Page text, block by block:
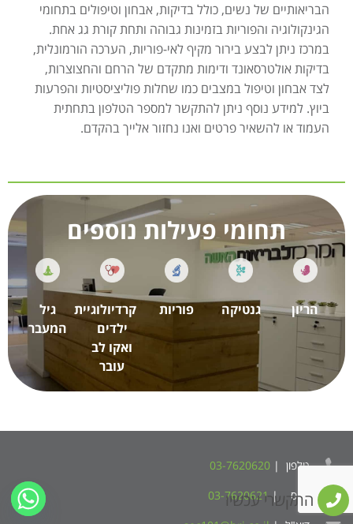
התקשרי עכשיו
הבריאותיים של נשים, כולל בדיקות, אבחון וטיפולים בתחומי
הגינקולוגיה והפוריות בזמינות גבוהה ותחת קורת גג אחת.
במרכז ניתן לבצע בירור מקיף לאי-פוריות, הערכה הורמונלית,
בדיקות אולטרסאונד ודימות מתקדם של הרחם והחצוצרות,
לצד אבחון וטיפול במצבים כמו שחלות פוליציסטיות והפרעות
ביוץ. למידע נוסף ניתן להתקשר למספר הטלפון בתחתית
העמוד או להשאיר פרטים ואנו נחזור אלייך בהקדם.
תחומי פעילות נוספים
הריון גנטיקה פוריות
קרדיולוגיית
ילדים
ואקו לב
עובר
גיל
המעבר
טלפון | 03-7620620
פקס | 03-7620621